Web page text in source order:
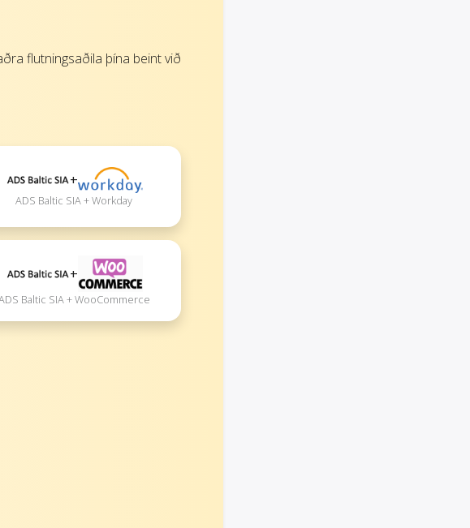
flutningsaðila þína beint við
+
ADS Baltic SIA + Workday
+
Baltic SIA + WooCommerce